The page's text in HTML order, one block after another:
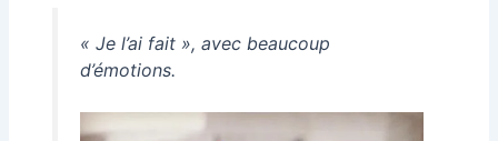
« Je l’ai fait », avec beaucoup
d’émotions.